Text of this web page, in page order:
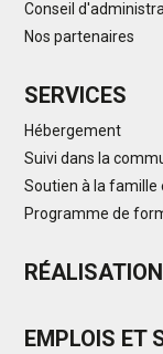
Conseil
Nos partenaires
SERVICES
Hébergement
Suivi dans la
Soutien à la famille
Programme de
EMPLOIS ET